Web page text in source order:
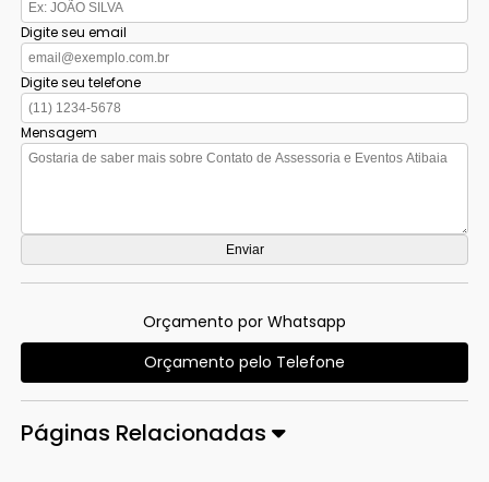
Digite seu email
Digite seu telefone
Mensagem
Orçamento por Whatsapp
Orçamento pelo Telefone
Páginas Relacionadas